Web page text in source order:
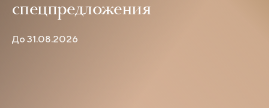
спецпредложения
До 31.08.2026